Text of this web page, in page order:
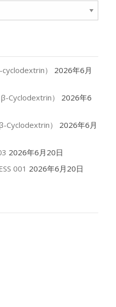
）
2026年6月
Cyclodextrin）
2026年6
Cyclodextrin）
2026年6月
2026年6月20日
001 2026年6月20日